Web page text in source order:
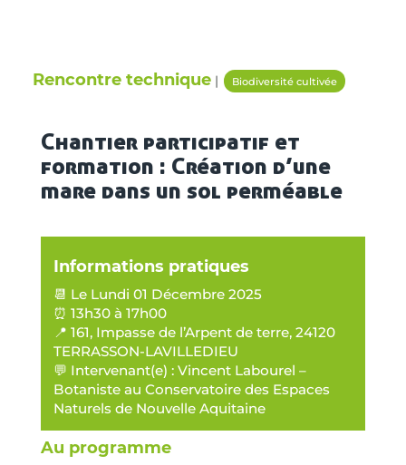
Rencontre technique | Biodiversité cultivée
Chantier participatif et
formation : Création d’une
mare dans un sol perméable
Informations pratiques
📆 Le Lundi 01 Décembre 2025
⏰ 13h30 à 17h00
📍 161, Impasse de l’Arpent de terre, 24120
TERRASSON-LAVILLEDIEU
💬 Intervenant(e) : Vincent Labourel –
Botaniste au Conservatoire des Espaces
Naturels de Nouvelle Aquitaine
Au programme